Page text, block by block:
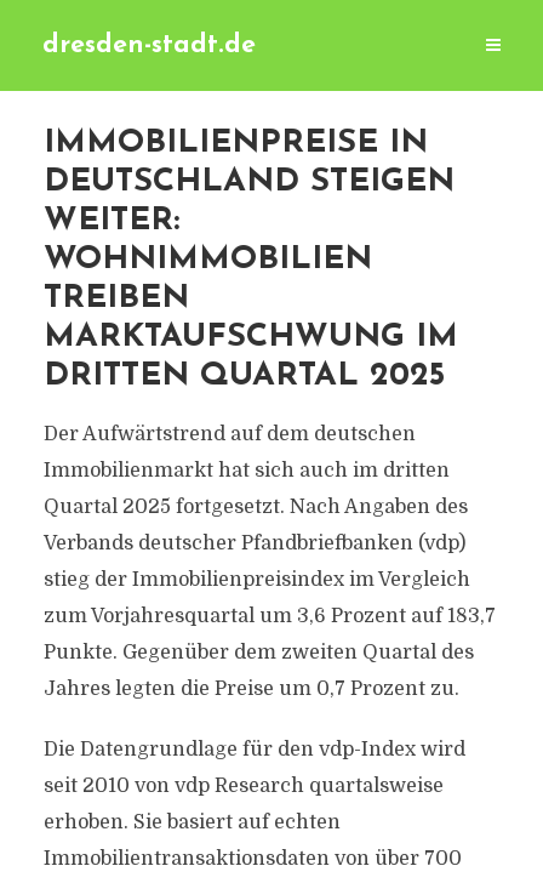
dresden-stadt.de
IMMOBILIENPREISE IN
DEUTSCHLAND STEIGEN
WEITER:
WOHNIMMOBILIEN
TREIBEN
MARKTAUFSCHWUNG IM
DRITTEN QUARTAL 2025
Der Aufwärtstrend auf dem deutschen
Immobilienmarkt hat sich auch im dritten
Quartal 2025 fortgesetzt. Nach Angaben des
Verbands deutscher Pfandbriefbanken (vdp)
stieg der Immobilienpreisindex im Vergleich
zum Vorjahresquartal um 3,6 Prozent auf 183,7
Punkte. Gegenüber dem zweiten Quartal des
Jahres legten die Preise um 0,7 Prozent zu.
Die Datengrundlage für den vdp-Index wird
seit 2010 von vdp Research quartalsweise
erhoben. Sie basiert auf echten
Immobilientransaktionsdaten von über 700